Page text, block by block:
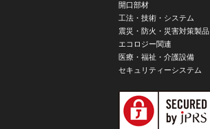
開口部材
工法・技術・システム
震災・防火・災害対策製品
エコロジー関連
医療・福祉・介護設備
セキュリティーシステム